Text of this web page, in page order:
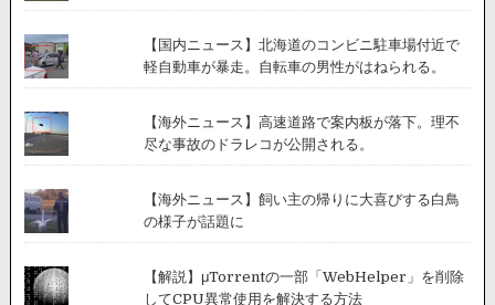
【国内ニュース】北海道のコンビニ駐車場付近で
軽自動車が暴走。自転車の男性がはねられる。
【海外ニュース】高速道路で案内板が落下。理不
尽な事故のドラレコが公開される。
【海外ニュース】飼い主の帰りに大喜びする白鳥
の様子が話題に
【解説】μTorrentの一部「WebHelper」を削除
してCPU異常使用を解決する方法